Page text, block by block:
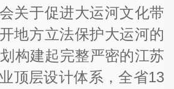
关于促进大运河文化带
地方立法保护大运河的
构建起完整严密的江苏
顶层设计体系，全省13